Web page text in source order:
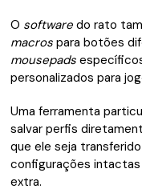
O software do rato
macros para botões
mousepads
personalizados para
Uma ferramenta
salvar perfis
que ele seja
configurações
extra.